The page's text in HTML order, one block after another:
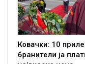
Ковачки: 10
бранители ја